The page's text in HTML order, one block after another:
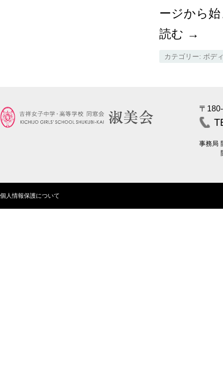
ージから
読む →
カテゴリー: ボデ
〒
事務局
開室
個人情報保護について